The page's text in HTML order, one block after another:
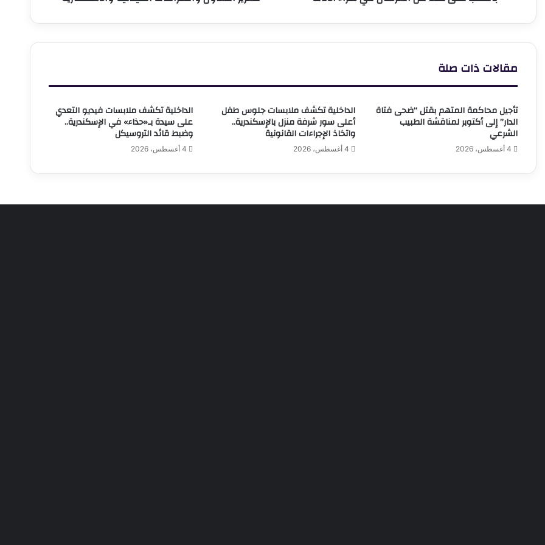
شراء
مقالات ذات صلة
تأجيل محاكمة المتهم بقتل “ضحى فتاة
الدار” إلى أكتوبر لمناقشة الطبيب
الشرعي
4 أغسطس، 2026
الداخلية تكشف ملابسات جلوس طفل
أعلى سور شرفة منزل بالإسكندرية..
واتخاذ الإجراءات القانونية
4 أغسطس، 2026
الداخلية تكشف ملابسات فيديو التعدي
على سيدة بـ«حذاء» في الإسكندرية..
وضبط قائد التروسيكل
4 أغسطس، 2026